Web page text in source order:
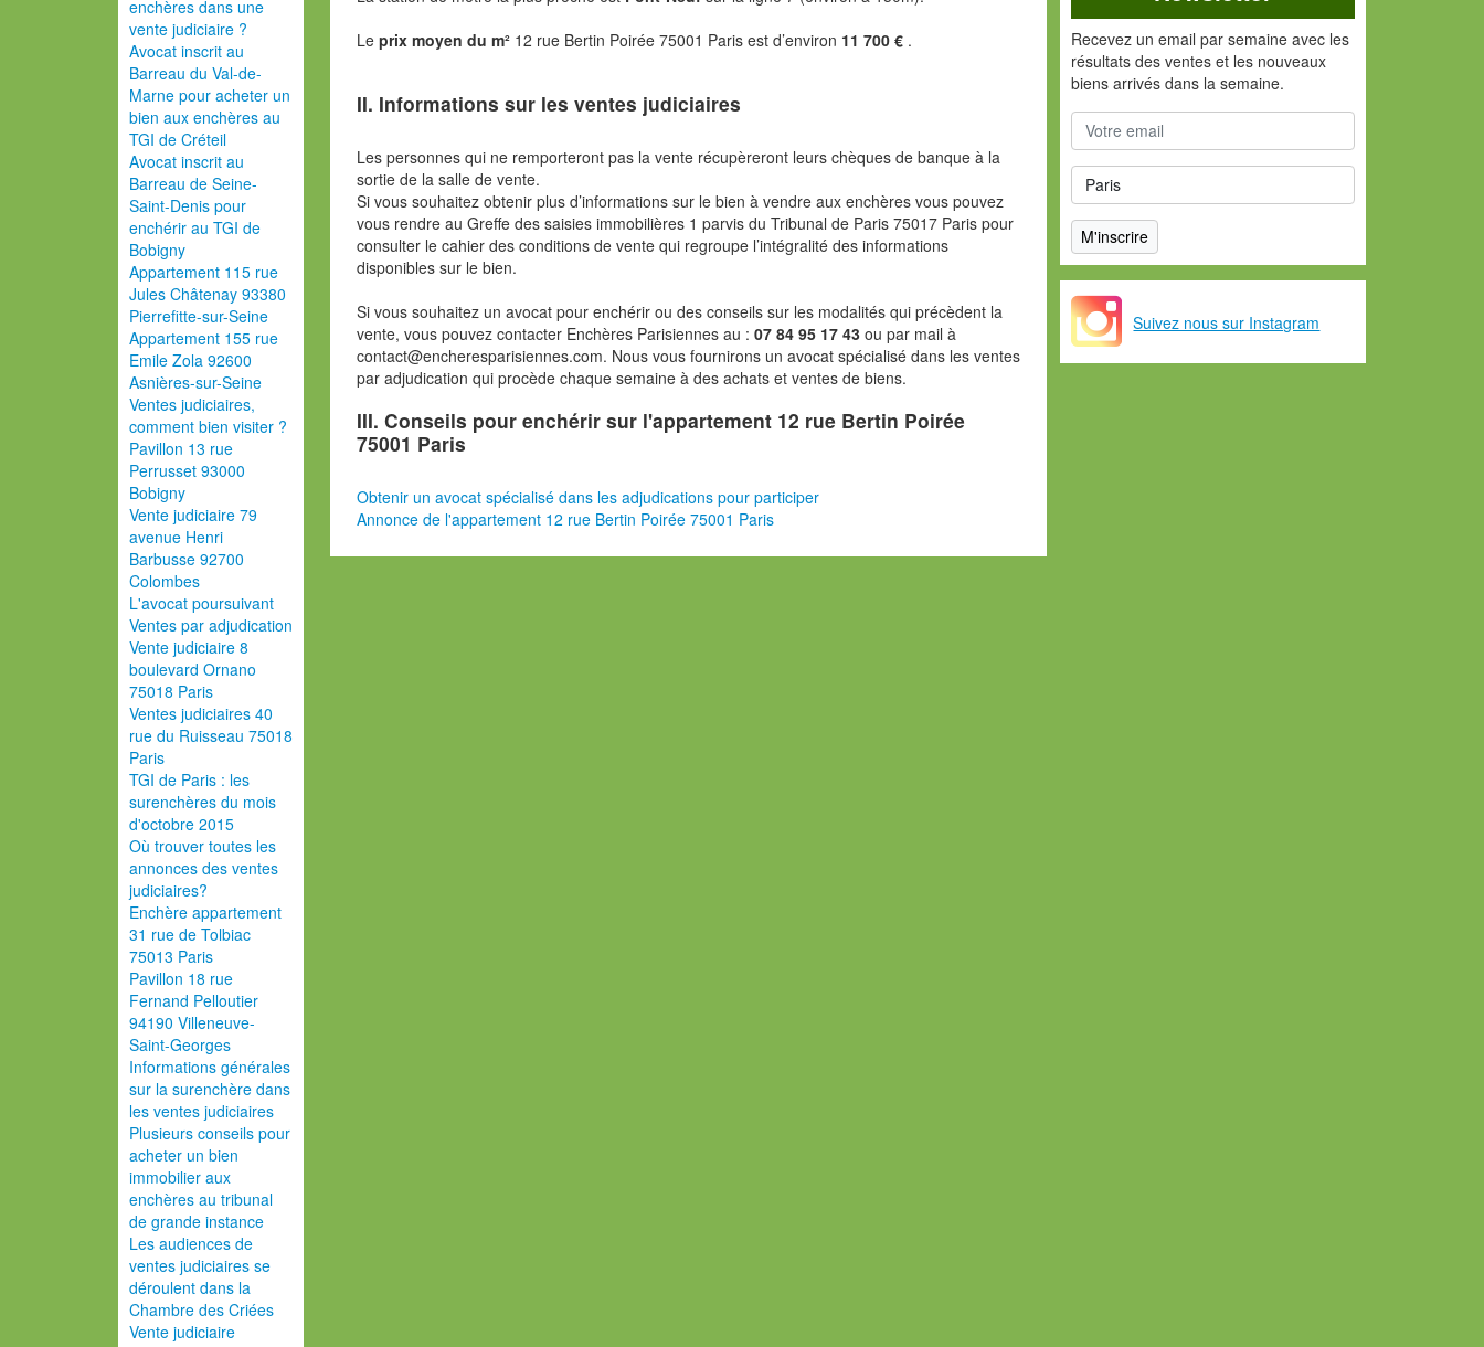
enchères dans une
vente judiciaire ?
Avocat inscrit au
Barreau du Val-de-
Marne pour acheter un
bien aux enchères au
TGI de Créteil
Avocat inscrit au
Barreau de Seine-
Saint-Denis pour
enchérir au TGI de
Bobigny
Appartement 115 rue
Jules Châtenay 93380
Pierrefitte-sur-Seine
Appartement 155 rue
Emile Zola 92600
Asnières-sur-Seine
Ventes judiciaires,
comment bien visiter ?
Pavillon 13 rue
Perrusset 93000
Bobigny
Vente judiciaire 79
avenue Henri
Barbusse 92700
Colombes
L'avocat poursuivant
Ventes par adjudication
Vente judiciaire 8
boulevard Ornano
75018 Paris
Ventes judiciaires 40
rue du Ruisseau 75018
Paris
TGI de Paris : les
surenchères du mois
d'octobre 2015
Où trouver toutes les
annonces des ventes
judiciaires?
Enchère appartement
31 rue de Tolbiac
75013 Paris
Pavillon 18 rue
Fernand Pelloutier
94190 Villeneuve-
Saint-Georges
Informations générales
sur la surenchère dans
les ventes judiciaires
Plusieurs conseils pour
acheter un bien
immobilier aux
enchères au tribunal
de grande instance
Les audiences de
ventes judiciaires se
déroulent dans la
Chambre des Criées
Vente judiciaire
Leprix moyen du m² 12 rue Bertin Poirée 75001 Paris est d’environ 11 700 € .
II. Informations sur les ventes judiciaires
Les personnes qui ne remporteront pas la vente récupèreront leurs chèques de banque à la
sortie de la salle de vente.
Si vous souhaitez obtenir plus d’informations sur le bien à vendre aux enchères vous pouvez
vous rendre au Greffe des saisies immobilières 1 parvis du Tribunal de Paris 75017 Paris pour
consulter le cahier des conditions de vente qui regroupe l’intégralité des informations
disponibles sur le bien.
Si vous souhaitez un avocat pour enchérir ou des conseils sur les modalités qui précèdent la
vente, vous pouvez contacter Enchères Parisiennes au :07 84 95 17 43ou par mail à
contact@encheresparisiennes.com. Nous vous fournirons un avocat spécialisé dans les ventes
par adjudication qui procède chaque semaine à des achats et ventes de biens.
III. Conseils pour enchérir sur l'appartement 12 rue Bertin Poirée
75001 Paris
Obtenir un avocat spécialisé dans les adjudications pour participer
Annonce de l'appartement 12 rue Bertin Poirée 75001 Paris
Recevez un email par semaine avec les
résultats des ventes et les nouveaux
biens arrivés dans la semaine.
Suivez nous sur Instagram